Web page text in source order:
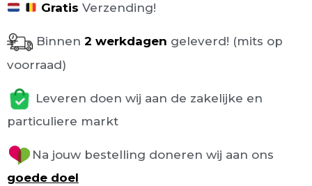
Gratis Verzending!
Binnen 2 werkdagen geleverd! (mits op
voorraad)
Leveren doen wij aan de zakelijke en
particuliere markt
Na jouw bestelling doneren wij aan ons
goede doel